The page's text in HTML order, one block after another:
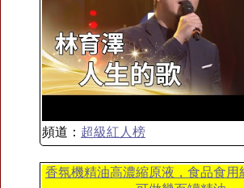
頻道： 超級紅人榜
香氛機精油高濃縮原液，食品食用